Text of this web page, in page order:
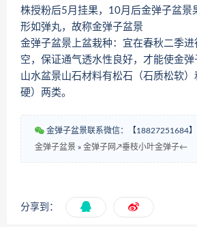
株授粉后5月挂果，10月后金弹子盆景
形如弹丸，故称金弹子盆景
金弹子盆景上盆栽种：宜在春秋二季
空，保证通气透水性良好，才能使金弹
山水盆景山石材料有松石（石质松软
硬）两类。
金弹子盆景联系微信：【18827251684】
金弹子盆景 » 金弹子网↗垂枝小叶金弹子←
分享到：